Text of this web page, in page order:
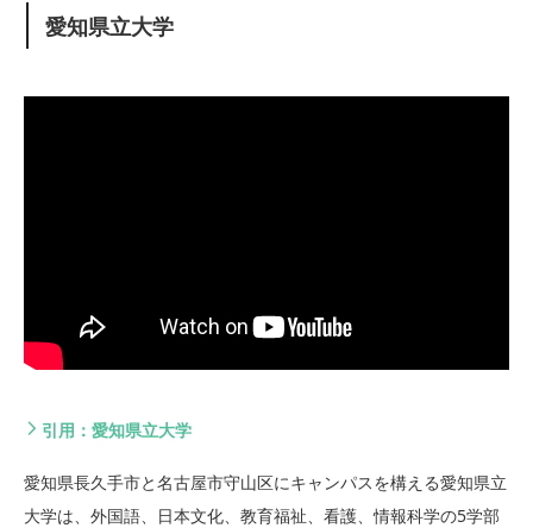
愛知県立大学
引用：愛知県立大学
愛知県長久手市と名古屋市守山区にキャンパスを構える愛知県立
大学は、外国語、日本文化、教育福祉、看護、情報科学の5学部